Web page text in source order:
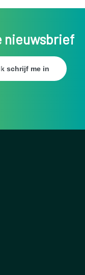
nieuwsbrief